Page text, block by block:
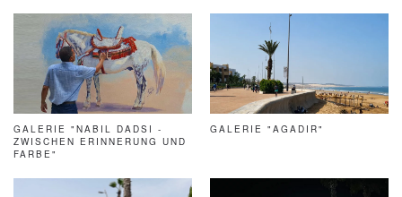
GALERIE "NABIL DADSI -
ZWISCHEN ERINNERUNG UND
FARBE"
GALERIE "AGADIR"